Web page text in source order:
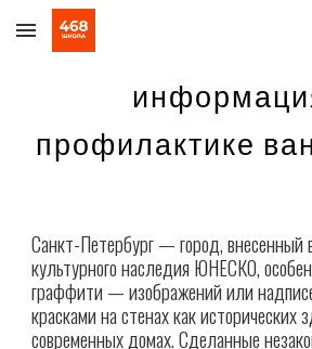
Skip to main content
профилактике
Санкт-Петербург — город, внесенный
культурного наследия ЮНЕСКО,
граффити — изображений или
красками на стенах как исторических
современных домах. Сделанные